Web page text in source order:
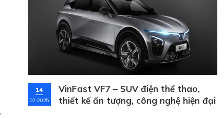
14
02-2025
VinFast VF7 – SUV điện thể thao,
thiết kế ấn tượng, công nghệ hiện đại